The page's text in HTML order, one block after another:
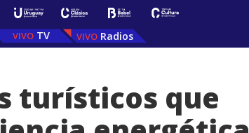
TV Radios
turísticos que